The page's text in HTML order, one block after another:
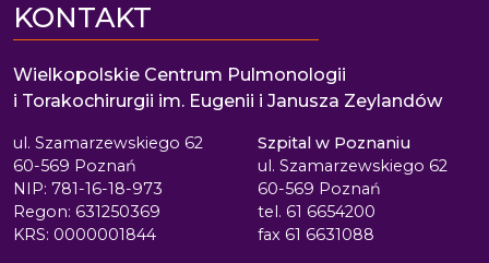
KONTAKT
Wielkopolskie Centrum Pulmonologii
i Torakochirurgii im. Eugenii i Janusza Zeylandów
ul. Szamarzewskiego 62
60-569 Poznań
NIP: 781-16-18-973
Regon: 631250369
KRS: 0000001844
Szpital w Poznaniu
ul. Szamarzewskiego 62
60-569 Poznań
tel. 61 6654200
fax 61 6631088